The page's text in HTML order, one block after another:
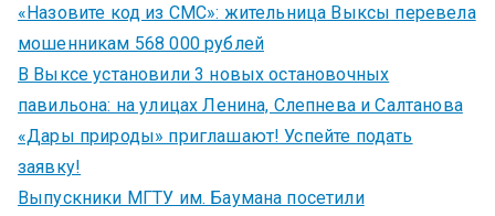
«Назовите код из СМС»: жительница Выксы перевела
мошенникам 568 000 рублей
В Выксе установили 3 новых остановочных
павильона: на улицах Ленина, Слепнева и Салтанова
«Дары природы» приглашают! Успейте подать
заявку!
Выпускники МГТУ им. Баумана посетили